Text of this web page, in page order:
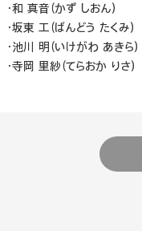
・和 真音（かず しおん）
・坂東 工（ばんどう たくみ）
・池川 明（いけがわ あきら）
・寺岡 里紗（てらおか りさ）